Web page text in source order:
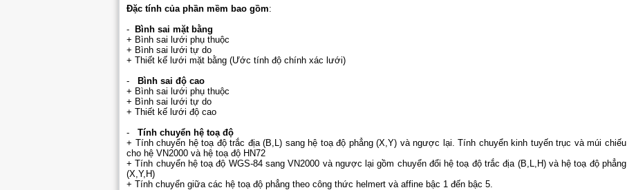
Đặc tính của phần mềm bao gồm:
-
Bình sai mặt bằng
+ Bình sai lưới phụ thuộc
+ Bình sai lưới tự do
+ Thiết kế lưới mặt bằng (Ước tính độ chính xác lưới)
-
Bình sai độ cao
+ Bình sai lưới phụ thuộc
+ Bình sai lưới tự do
+ Thiết kế lưới độ cao
- Tính chuyển hệ toạ độ
+ Tính chuyển hệ toạ độ trắc địa (B,L) sang hệ toạ độ phẳng (X,Y) và ngược lại. Tính chuyển kinh tuyến trục và múi chiếu
cho hệ VN2000 và hệ toạ độ HN72
+ Tính chuyển hệ toạ độ WGS-84 sang VN2000 và ngược lại gồm chuyển đổi hệ toạ độ trắc địa (B,L,H) và hệ toạ độ phẳng
(X,Y,H)
+ Tính chuyển giữa các hệ toạ độ phẳng theo công thức helmert và affine bậc 1 đến bậc 5.